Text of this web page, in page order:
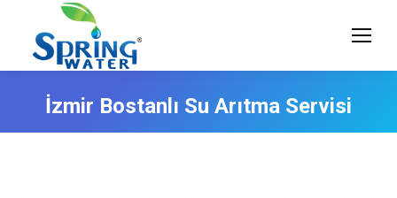
İzmir Bostanlı Su Arıtma Servisi